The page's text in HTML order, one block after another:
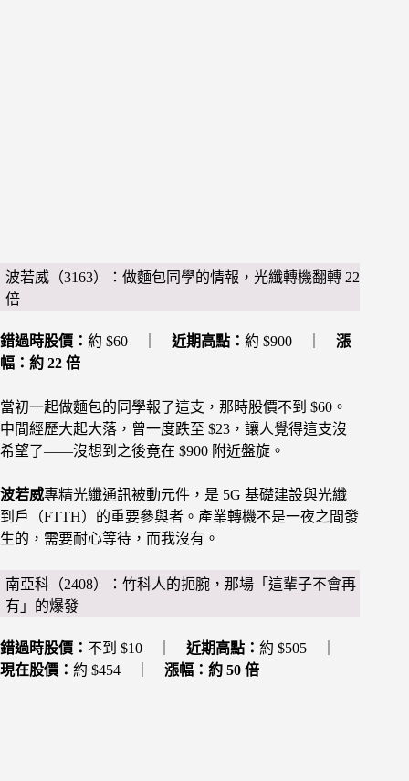
波若威（3163）：做麵包同學的情報，光纖轉機翻轉 22
倍
錯過時股價： 約 $60 ｜ 近期高點： 約 $900 ｜ 漲
幅：約 22 倍
當初一起做麵包的同學報了這支，那時股價不到 $60。
中間經歷大起大落，曾一度跌至 $23，讓人覺得這支沒
希望了——沒想到之後竟在 $900 附近盤旋。
波若威專精光纖通訊被動元件，是 5G 基礎建設與光纖
到戶（FTTH）的重要參與者。產業轉機不是一夜之間發
生的，需要耐心等待，而我沒有。
南亞科（2408）：竹科人的扼腕，那場「這輩子不會再
有」的爆發
錯過時股價： 不到 $10 ｜ 近期高點： 約 $505 ｜
現在股價： 約 $454 ｜ 漲幅：約 50 倍